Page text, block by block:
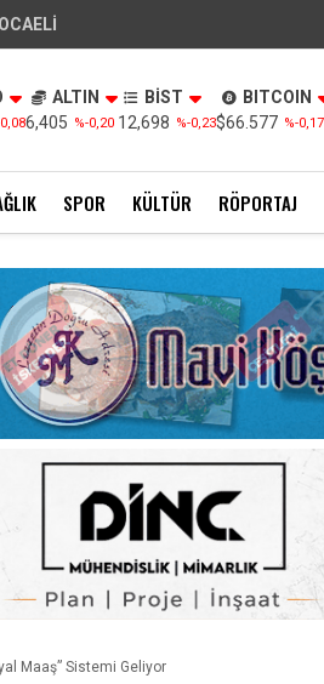
ALTIN
6,405 %-0,20
BİST
12,698 %-0,23
BITCOIN
$66.577 %-0,17
SPOR KÜLTÜR RÖPORTAJ
Maaş” Sistemi Geliyor